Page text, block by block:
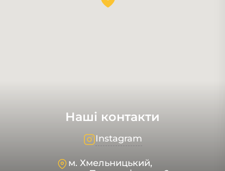
Наші контакти
Instagram
м. Хмельницький,